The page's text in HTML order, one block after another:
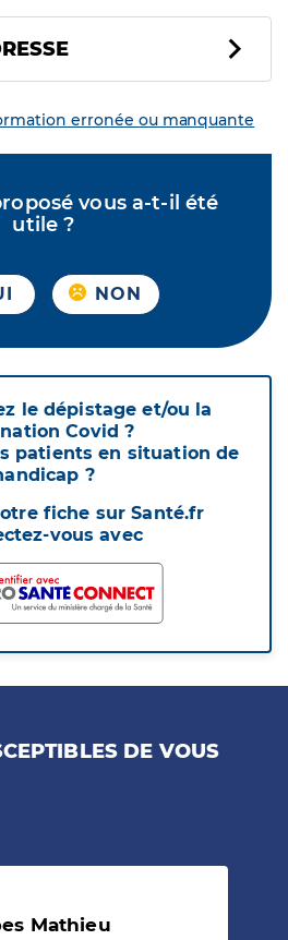
erronée ou manquante
vous a-t-il été
utile ?
NON
le dépistage et/ou la
Covid ?
patients en situation de
?
fiche sur Santé.fr
vous avec
DE VOUS
Mathieu